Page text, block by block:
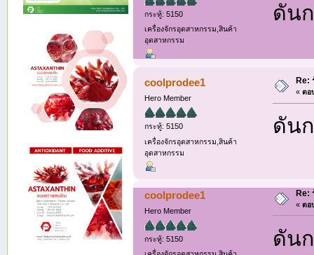
กระทู้: 5150
เครื่องจักรอุตสาหกรรม,สินค้า
อุตสาหกรรม
ดัน
coolprodee1
Hero Member
กระทู้: 5150
เครื่องจักรอุตสาหกรรม,สินค้า
อุตสาหกรรม
Re:
« ตอ
ดัน
coolprodee1
Hero Member
กระทู้: 5150
Re:
« ตอ
ดัน